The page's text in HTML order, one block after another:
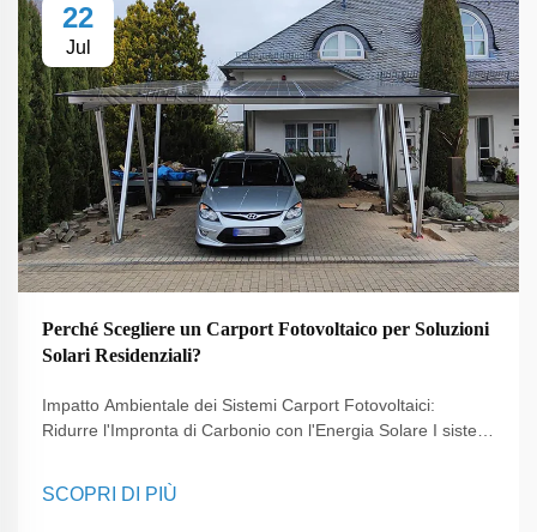
22
Jul
Perché Scegliere un Carport Fotovoltaico per Soluzioni
Solari Residenziali?
Impatto Ambientale dei Sistemi Carport Fotovoltaici:
Ridurre l'Impronta di Carbonio con l'Energia Solare I sistemi
fondamentale nel ridurre significativamente la dipendenza
dai combustibili fossili, riducendo così le emissioni di gas
SCOPRI DI PIÙ